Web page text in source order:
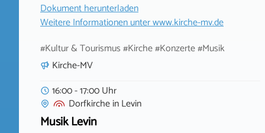
Dokument herunterladen
Weitere Informationen unterwww.kirche-mv.de
#Kultur & Tourismus #Kirche #Konzerte #Musik
Kirche-MV
16:00 - 17:00 Uhr
DorfkircheinLevin
Musik Levin